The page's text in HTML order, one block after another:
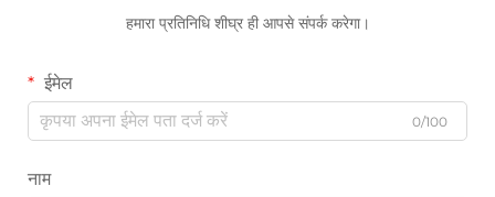
हमारा प्रतिनिधि शीघ्र ही आपसे संपर्क करेगा।
ईमेल
0/100
नाम